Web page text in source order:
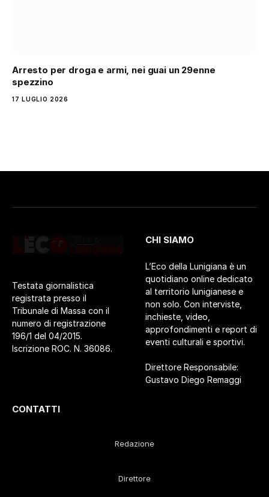
Arresto per droga e armi, nei guai un 29enne
spezzino
17 LUGLIO 2026
Testata giornalistica
registrata presso il
Tribunale di Massa con il
numero di registrazione
196/1 del 04/2015.
Iscrizione ROC. N. 36086.
CHI SIAMO
L’Eco della Lunigiana è un
quotidiano online dedicato
al territorio lunigianese e
non solo. Con interviste,
inchieste, video,
approfondimenti e report di
eventi culturali e sportivi.
Direttore Responsabile:
Gustavo Diego Remaggi
CONTATTI
Redazione
Direttore